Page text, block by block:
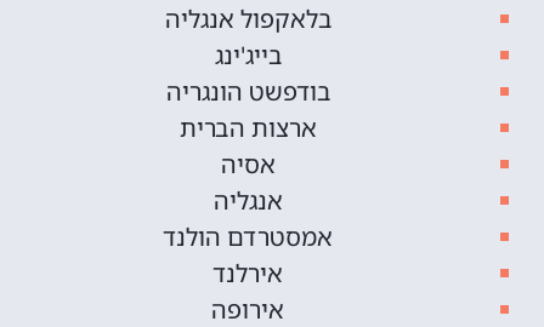
בלאקפול אנגליה
בייג'ינג
בודפשט הונגריה
ארצות הברית
אסיה
אנגליה
אמסטרדם הולנד
אירלנד
אירופה